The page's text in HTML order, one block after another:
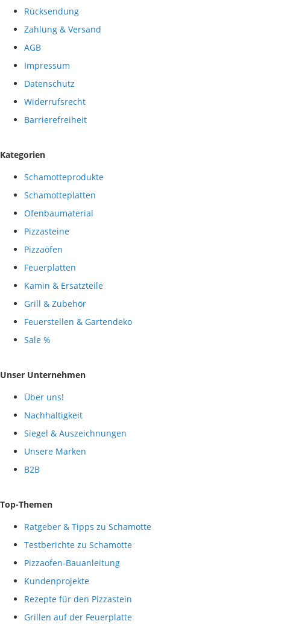
Rücksendung
Zahlung & Versand
AGB
Impressum
Datenschutz
Widerrufsrecht
Barrierefreiheit
Kategorien
Schamotteprodukte
Schamotteplatten
Ofenbaumaterial
Pizzasteine
Pizzaöfen
Feuerplatten
Kamin & Ersatzteile
Grill & Zubehör
Feuerstellen & Gartendeko
Sale %
Unser Unternehmen
Über uns!
Nachhaltigkeit
Siegel & Auszeichnungen
Unsere Marken
B2B
Top-Themen
Ratgeber & Tipps zu Schamotte
Testberichte zu Schamotte
Pizzaofen-Bauanleitung
Kundenprojekte
Rezepte für den Pizzastein
Grillen auf der Feuerplatte